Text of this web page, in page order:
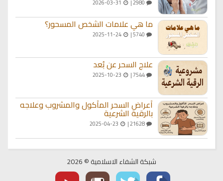
ما هي علامات الشخص المسحور؟
2025-11-24
علاج السحر عن بُعد
7544 |
أعراض السحر المأكول والمشروب وعلاجه
بالرقية الشرعية
21628 |
شبكة الشفاء الاسلامية © 2026